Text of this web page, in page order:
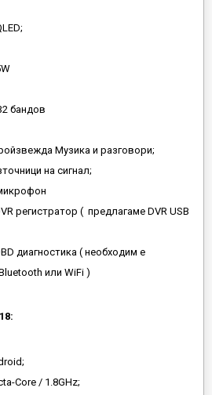
бандов
Музика и разговори;
на сигнал;
регистратор ( предлагаме DVR USB
диагностика ( необходим е
или WiFi )
Core / 1.8GHz;